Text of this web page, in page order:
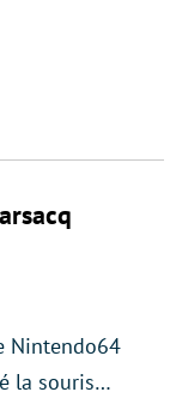
Nintendo64
la souris…